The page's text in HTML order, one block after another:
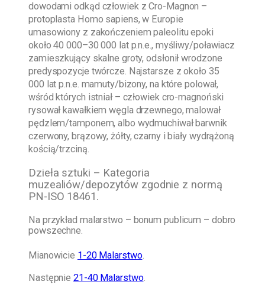
dowodami odkąd człowiek z Cro-Magnon –
protoplasta Homo sapiens, w Europie
umasowiony z zakończeniem paleolitu epoki
około 40 000–30 000 lat p.n.e., myśliwy/poławiacz
zamieszkujący skalne groty, odsłonił wrodzone
predyspozycje twórcze. Najstarsze z około 35
000 lat p.n.e. mamuty/bizony, na które polował,
wśród których istniał – człowiek cro-magnoński
rysował kawałkiem węgla drzewnego, malował
pędzlem/tamponem, albo wydmuchiwał barwnik
czerwony, brązowy, żółty, czarny i biały wydrążoną
kością/trzciną.
Dzieła sztuki – Kategoria
muzealiów/depozytów zgodnie z normą
PN-ISO 18461.
Na przykład malarstwo – bonum publicum – dobro
powszechne.
Mianowicie 1-20 Malarstwo.
Następnie 21-40 Malarstwo.